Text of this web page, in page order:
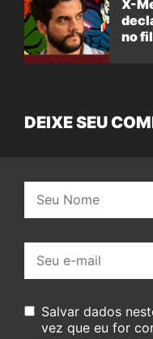
X-
no
DEIXE SEU
mail:
Salvar dados
vez que eu for